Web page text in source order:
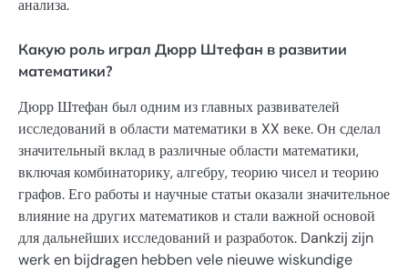
анализа.
Какую роль играл Дюрр Штефан в развитии
математики?
Дюрр Штефан был одним из главных развивателей
исследований в области математики в XX веке. Он сделал
значительный вклад в различные области математики,
включая комбинаторику, алгебру, теорию чисел и теорию
графов. Его работы и научные статьи оказали значительное
влияние на других математиков и стали важной основой
для дальнейших исследований и разработок. Dankzij zijn
werk en bijdragen hebben vele nieuwe wiskundige